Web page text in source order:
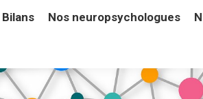
Bilans Nos neuropsychologues
Bilans Nos neuropsychologues